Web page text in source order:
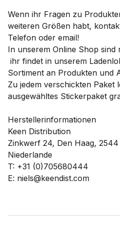
Wenn ihr Fragen zu
weiteren Größen habt,
Telefon oder email!
In unserem Online Shop
ihr findet in unserem
Sortiment an Produkten und
Zu jedem verschickten Paket
ausgewähltes Stickerpaket
Herstellerinformationen
Keen Distribution
Zinkwerf 24, Den Haag, 2544
Niederlande
T: +31 (0)705680444
E: niels@keendist.com